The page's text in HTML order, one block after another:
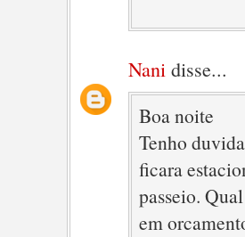
Nani disse...
Boa noite
Tenho
ficara
passeio.
em